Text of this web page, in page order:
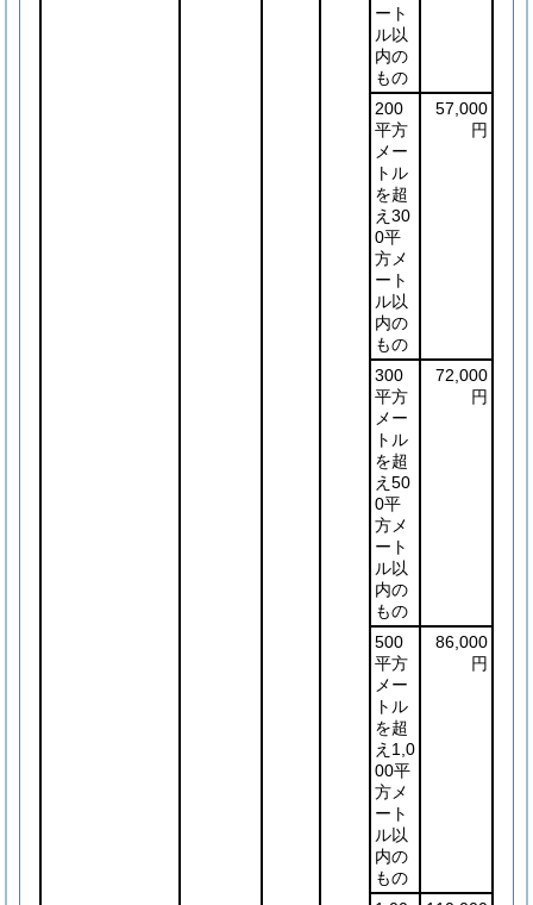
ート
ル以
内の
もの
200
平方
メー
トル
を超
え30
0平
方メ
ート
ル以
内の
もの
57,000
円
300
平方
メー
トル
を超
え50
0平
方メ
ート
ル以
内の
もの
72,000
円
500
平方
メー
トル
を超
え1,0
00平
方メ
ート
ル以
内の
もの
86,000
円